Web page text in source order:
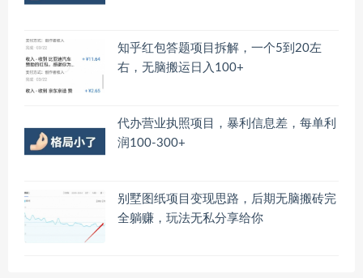
知乎红包答题项目拆解，一个5到20左
右，无脑搬运日入100+
代办营业执照项目，暴利信息差，每单利
润100-300+
别墅图纸项目变现思路，后期无脑搬砖完
全躺赚，玩法无私分享给你